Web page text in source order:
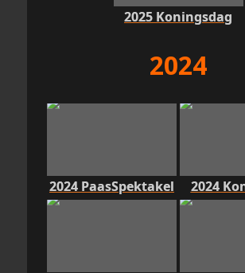
2025 Koningsdag
2024
2024 PaasSpektakel 2024